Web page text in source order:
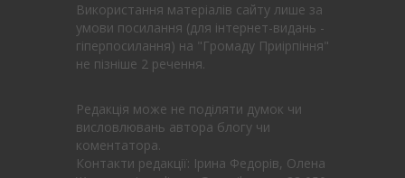
Використання матеріалів сайту лише за
умови посилання (для інтернет-видань -
гіперпосилання) на "Громаду Приірпіння"
не пізніше 2 речення.
Редакція може не поділяти думок чи
висловлювань автора блогу чи
коментатора.
Контакти редакції: Ірина Федорів, Олена